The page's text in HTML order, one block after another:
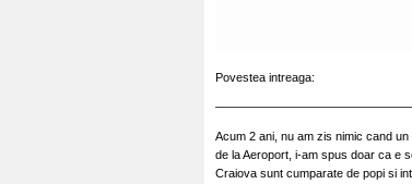
Povestea intreaga:
Acum 2 ani, nu am zis nimic cand
de la Aeroport, i-am spus doar ca e
Craiova sunt cumparate de popi si